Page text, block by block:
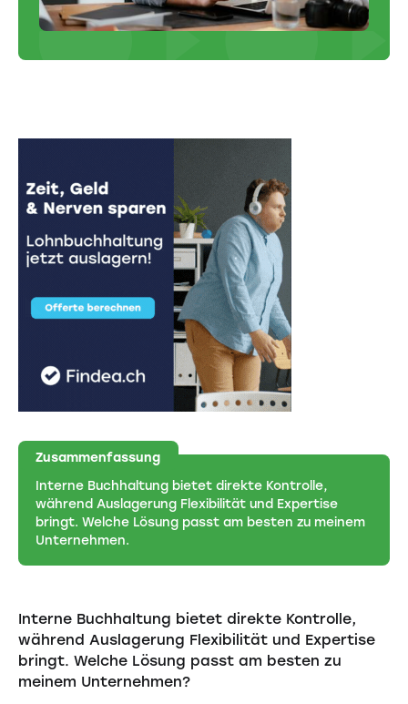
Zusammenfassung
Interne Buchhaltung bietet direkte Kontrolle,
während Auslagerung Flexibilität und Expertise
bringt. Welche Lösung passt am besten zu meinem
Unternehmen.
Interne Buchhaltung bietet direkte Kontrolle,
während Auslagerung Flexibilität und Expertise
bringt. Welche Lösung passt am besten zu
meinem Unternehmen?